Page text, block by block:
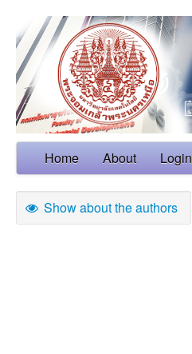
Home About Login
Show about the authors